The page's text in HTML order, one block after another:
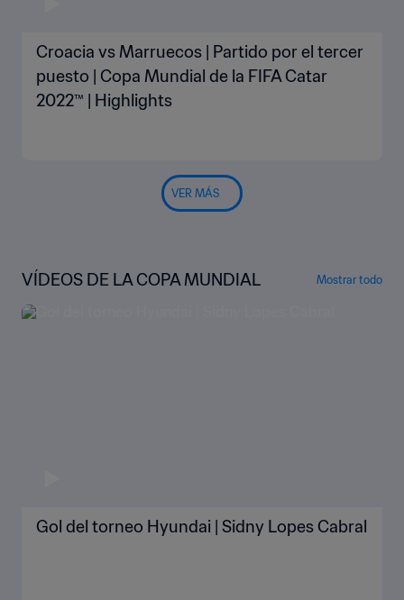
Croacia vs Marruecos | Partido por el tercer
puesto | Copa Mundial de la FIFA Catar
2022™ | Highlights
VER MÁS
VÍDEOS DE LA COPA MUNDIAL Mostrar todo
Gol del torneo Hyundai | Sidny Lopes Cabral